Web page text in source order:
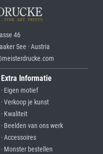
46
See · Austria
Extra Informatie
· Eigen motief
· Verkoop je kunst
· Kwaliteit
· Beelden van ons werk
· Accessoires
· Monster bestellen